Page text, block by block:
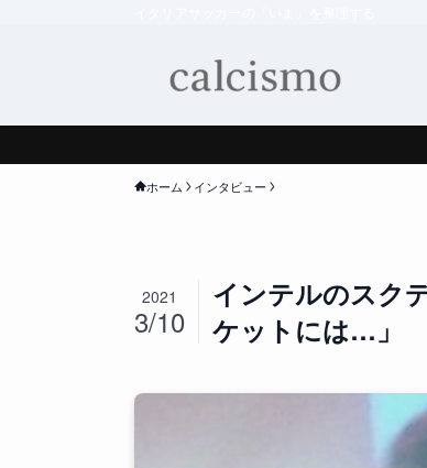
ホーム インタビュー
インテルのスク
ケットには…」
2021
3/10